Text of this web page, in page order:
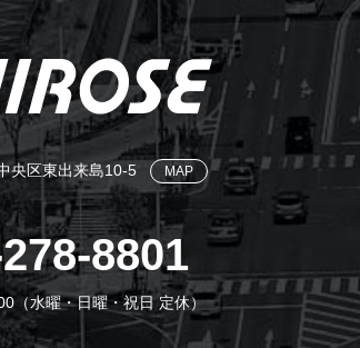
央区東出来島10-5 MAP
8801
（水曜・日曜・祝日 定休）